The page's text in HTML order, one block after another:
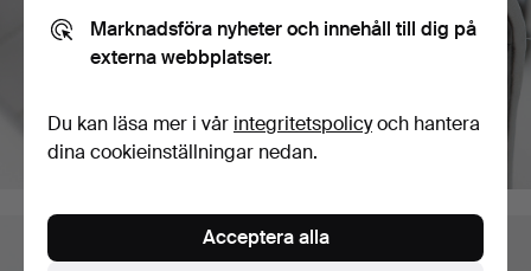
Marknadsföra nyheter och innehåll till dig på
externa webbplatser.
Du kan läsa mer i vår integritetspolicyoch hantera
dina cookieinställningar nedan.
Acceptera alla